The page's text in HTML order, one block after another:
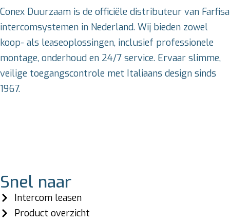
Conex Duurzaam is de officiële distributeur van Farfisa
intercomsystemen in Nederland. Wij bieden zowel
koop- als leaseoplossingen, inclusief professionele
montage, onderhoud en 24/7 service. Ervaar slimme,
veilige toegangscontrole met Italiaans design sinds
1967.
Snel naar
Intercom leasen
Product overzicht